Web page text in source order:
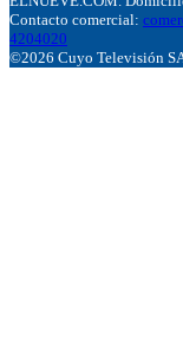
Contacto comercial:
4204020
©2026 Cuyo Televisión